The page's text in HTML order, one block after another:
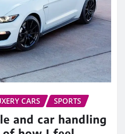
CARS SPORTS
and car handling